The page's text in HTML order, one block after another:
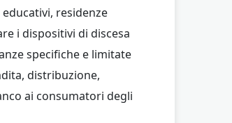
residenze
i dispositivi di discesa
specifiche e limitate
distribuzione,
ai consumatori degli